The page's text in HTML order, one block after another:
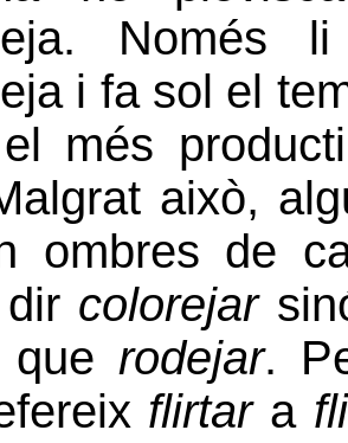
Només
i fa sol el
més
això,
ombres de
colorejar
rodejar.
flirtara